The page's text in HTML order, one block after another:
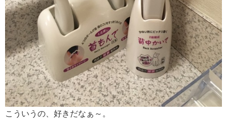
こういうの、好きだなぁ～。